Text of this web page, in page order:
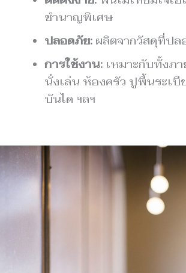
ชำนาญพิเศษ
ปลอดภัย: ผลิตจากวัสดุที่ป
การใช้งาน: เหมาะกับทั้งภ
นั่งเล่น ห้องครัว ปูพื้นระเ
บันได ฯลฯ